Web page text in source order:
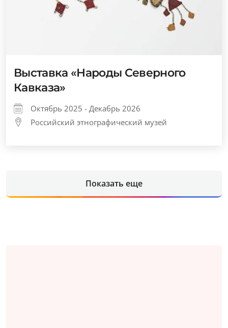
Выставка «Народы Северного
Кавказа»
Октябрь 2025 - Декабрь 2026
Российский этнографический музей
Показать еще